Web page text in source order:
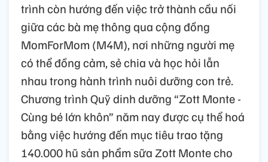
trình còn hướng đến việc trở thành cầu nối
giữa các bà mẹ thông qua cộng đồng
MomForMom (M4M), nơi những người mẹ
có thể đồng cảm, sẻ chia và học hỏi lẫn
nhau trong hành trình nuôi dưỡng con trẻ.
Chương trình Quỹ dinh dưỡng “Zott Monte -
Cùng bé lớn khôn” năm nay được cụ thể hoá
bằng việc hướng đến mục tiêu trao tặng
140.000 hũ sản phẩm sữa Zott Monte cho